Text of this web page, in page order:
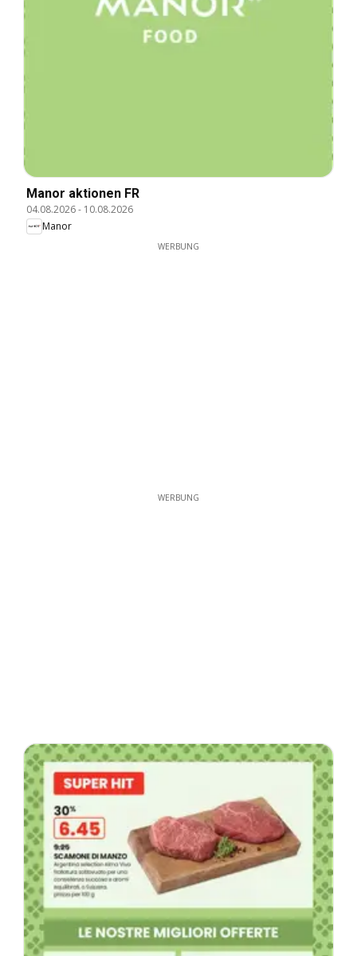
Manor aktionen FR
04.08.2026- 10.08.2026
Manor
WERBUNG
WERBUNG